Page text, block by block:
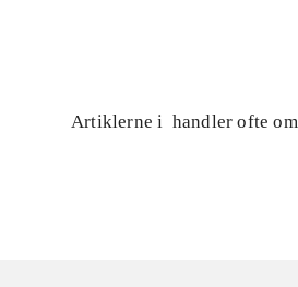
Artiklerne i handler ofte om